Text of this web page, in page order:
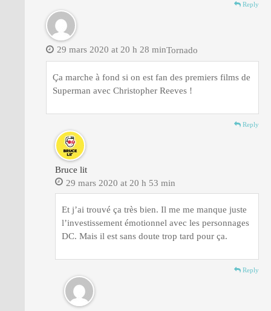
Reply
Tornado
29 mars 2020 at 20 h 28 min
Ça marche à fond si on est fan des premiers films de
Superman avec Christopher Reeves !
Reply
Bruce lit
29 mars 2020 at 20 h 53 min
Et j’ai trouvé ça très bien. Il me me manque juste
l’investissement émotionnel avec les personnages
DC. Mais il est sans doute trop tard pour ça.
Reply